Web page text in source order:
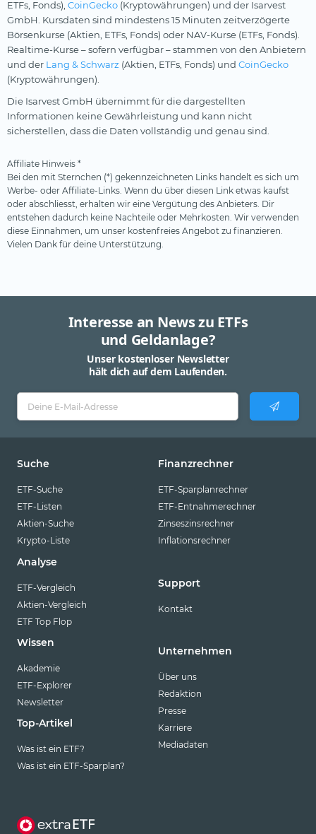
ETFs, Fonds), CoinGecko (Kryptowährungen) und der Isarvest
GmbH. Kursdaten sind mindestens 15 Minuten zeitverzögerte
Börsenkurse (Aktien, ETFs, Fonds) oder NAV-Kurse (ETFs, Fonds).
Realtime-Kurse – sofern verfügbar – stammen von den Anbietern
und der Lang & Schwarz (Aktien, ETFs, Fonds) und CoinGecko
(Kryptowährungen).
Die Isarvest GmbH übernimmt für die dargestellten
Informationen keine Gewährleistung und kann nicht
sicherstellen, dass die Daten vollständig und genau sind.
Affiliate Hinweis *
Bei den mit Sternchen (*) gekennzeichneten Links handelt es sich um
Werbe- oder Affiliate-Links. Wenn du über diesen Link etwas kaufst
oder abschliesst, erhalten wir eine Vergütung des Anbieters. Dir
entstehen dadurch keine Nachteile oder Mehrkosten. Wir verwenden
diese Einnahmen, um unser kostenfreies Angebot zu finanzieren.
Vielen Dank für deine Unterstützung.
Interesse an News zu ETFs
und Geldanlage?
Unser kostenloser Newsletter
hält dich auf dem Laufenden.
Suche
ETF-Suche
ETF-Listen
Aktien-Suche
Krypto-Liste
Analyse
ETF-Vergleich
Aktien-Vergleich
ETF Top Flop
Wissen
Akademie
ETF-Explorer
Newsletter
Top-Artikel
Was ist ein ETF?
Was ist ein ETF-Sparplan?
Finanzrechner
ETF-Sparplanrechner
ETF-Entnahmerechner
Zinseszinsrechner
Inflationsrechner
Support
Kontakt
Unternehmen
Über uns
Redaktion
Presse
Karriere
Mediadaten